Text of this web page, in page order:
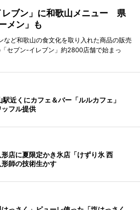
レブン」に和歌山メニュー 県
メン」も
など和歌山の食文化を取り入れた商品の販売
セブン-イレブン」約2800店舗で始まっ
駅近くにカフェ＆バー「ルルカフェ」
フル提供
店に夏限定かき氷店「けずり氷 西
師の技術生かす